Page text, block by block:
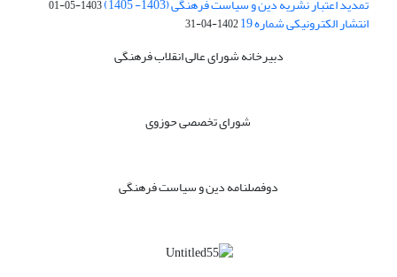
1403-05-01
انتشار الکترونیکی شماره 19 1402-04-31
دبیرخانه شورای عالی انقلاب فرهنگی
شورای تخصصی حوزوی
دوفصلنامه دین و سیاست فرهنگی